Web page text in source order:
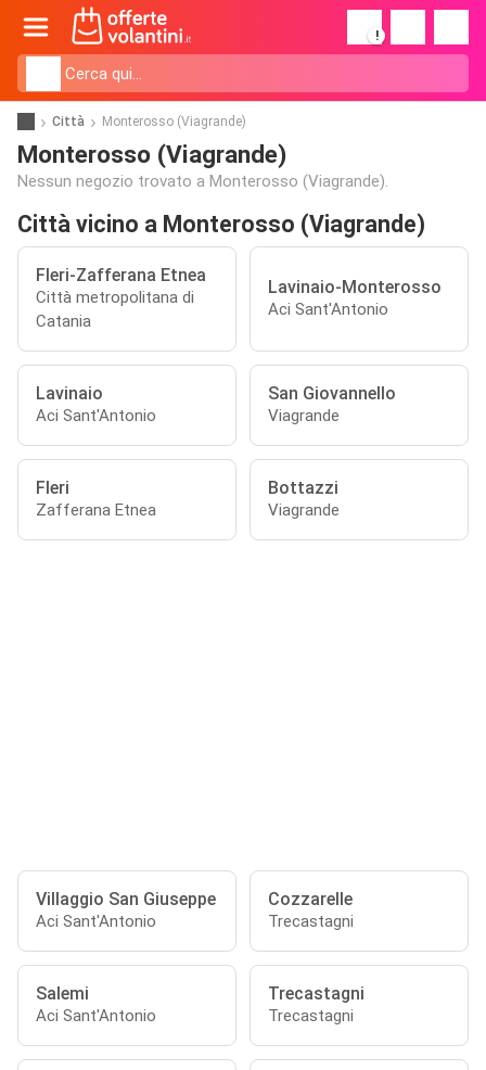
!
Città Monterosso (Viagrande)
Monterosso (Viagrande)
Nessun negozio trovato a Monterosso (Viagrande).
Città vicino a Monterosso (Viagrande)
Fleri-Zafferana Etnea
Città metropolitana di
Catania
Lavinaio-Monterosso
Aci Sant'Antonio
Lavinaio
Aci Sant'Antonio
San Giovannello
Viagrande
Fleri
Zafferana Etnea
Bottazzi
Viagrande
Villaggio San Giuseppe
Aci Sant'Antonio
Cozzarelle
Trecastagni
Salemi
Aci Sant'Antonio
Trecastagni
Trecastagni